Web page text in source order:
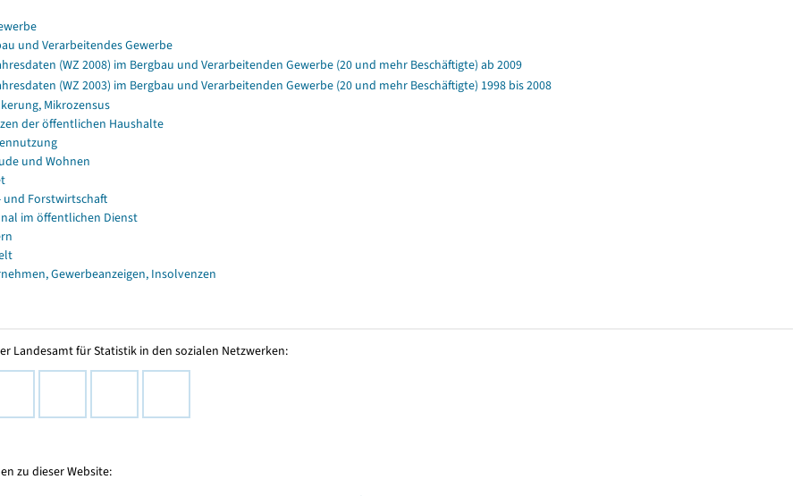
und Verarbeitendes Gewerbe
(WZ 2008) im Bergbau und Verarbeitenden Gewerbe (20 und mehr Beschäftigte) ab 2009
(WZ 2003) im Bergbau und Verarbeitenden Gewerbe (20 und mehr Beschäftigte) 1998 bis 2008
Mikrozensus
der öffentlichen Haushalte
und Wohnen
und Forstwirtschaft
im öffentlichen Dienst
Gewerbeanzeigen, Insolvenzen
Landesamt für Statistik in den sozialen Netzwerken:
zu dieser Website: